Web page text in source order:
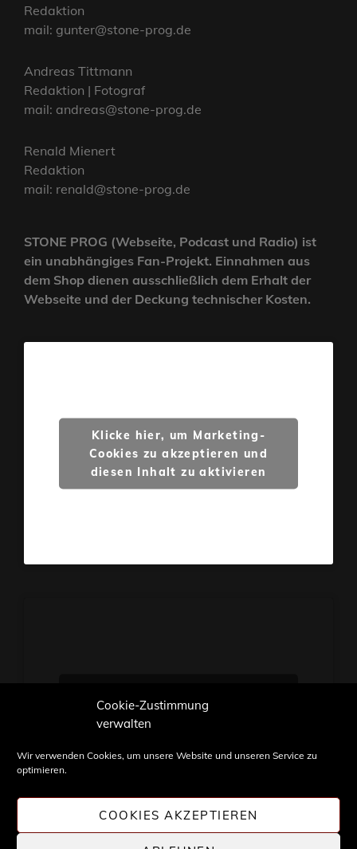
Cookie-Zustimmung
verwalten
Wir verwenden Cookies, um unsere Website und unseren Service zu
optimieren.
COOKIES AKZEPTIEREN
Redaktion
mail: gunter@stone-prog.de
Andreas Tittmann
Redaktion | Fotograf
mail: andreas@stone-prog.de
Renald Mienert
Redaktion
mail: renald@stone-prog.de
STONE PROG (Webseite, Podcast und Radio) ist
ein unabhängiges Fan-Projekt. Einnahmen aus
dem Shop dienen ausschließlich dem Erhalt der
Webseite und der Deckung technischer Kosten.
Klicke hier, um Marketing-
Cookies zu akzeptieren und
diesen Inhalt zu aktivieren
Cookies zu akzeptieren und
diesen Inhalt zu aktivieren